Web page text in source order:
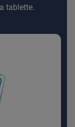
tablette.